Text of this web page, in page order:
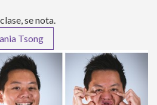
se nota.
Tsong